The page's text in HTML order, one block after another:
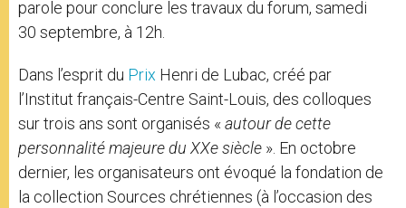
parole pour conclure les travaux du forum, samedi
30 septembre, à 12h.
Dans l’esprit du Prix Henri de Lubac, créé par
l’Institut français-Centre Saint-Louis, des colloques
sur trois ans sont organisés « autour de cette
personnalité majeure du XXe siècle ». En octobre
dernier, les organisateurs ont évoqué la fondation de
la collection Sources chrétiennes (à l’occasion des